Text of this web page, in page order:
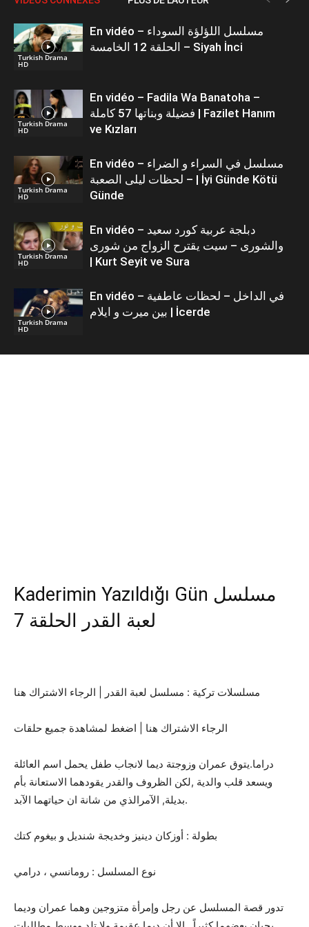
Turkish Drama
HD
En vidéo – مسلسل اللؤلؤة السوداء
الحلقة 12 الخامسة – Siyah İnci
Turkish Drama
HD
En vidéo – Fadila Wa Banatoha –
فضيلة وبناتها 57 كاملة | Fazilet Hanım
ve Kızları
Turkish Drama
HD
En vidéo – مسلسل في السراء و الضراء
– لحظات ليلى الصعبة | İyi Günde Kötü
Günde
Turkish Drama
HD
En vidéo – دبلجة عربية كورد سعيد
والشورى – سيت يقترح الزواج من شورى
| Kurt Seyit ve Sura
Turkish Drama
HD
En vidéo – في الداخل – لحظات عاطفية
بين ميرت و ايلام | İcerde
Kaderimin Yazıldığı Gün مسلسل
لعبة القدر الحلقة 7
مسلسلات تركية : مسلسل لعبة القدر | الرجاء الاشتراك هنا
الرجاء الاشتراك هنا | اضغط لمشاهدة جميع حلقات
دراما.يتوق عمران وزوجتة ديما لانجاب طفل يحمل اسم العائلة
ويسعد قلب والدية ,لكن الظروف والقدر يقودهما الاستعانة بأم
بديلة, الآمرالذي من شانة ان حياتهما الآبد.
بطولة : أوزكان دينيز وخديجة شنديل و بيغوم كتك
نوع المسلسل : رومانسي ، درامي
تدور قصة المسلسل عن رجل وإمرأة متزوجين وهما عمران وديما